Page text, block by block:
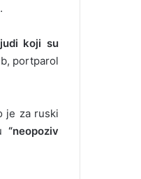
koji su
portparol
je za ruski
“neopoziv